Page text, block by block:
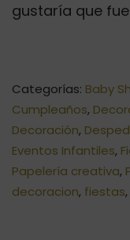
gustaría que
Categorías: Baby
Cumpleaños,
Decoración,
Eventos Infantiles,
Papelería creativa,
decoracion, fiestas,